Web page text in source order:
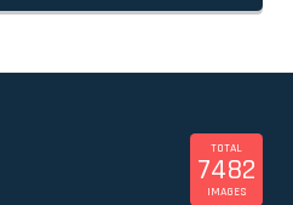
TOTAL
7482
IMAGES